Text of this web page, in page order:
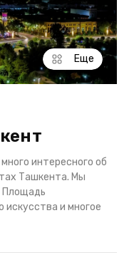
Еще
интересного об
Ташкента. Мы
Площадь
искусства и многое